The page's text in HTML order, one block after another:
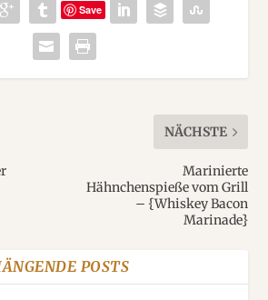
Save
NÄCHSTE
Marinierte
Hähnchenspieße vom Grill
– {Whiskey Bacon
Marinade}
POSTS